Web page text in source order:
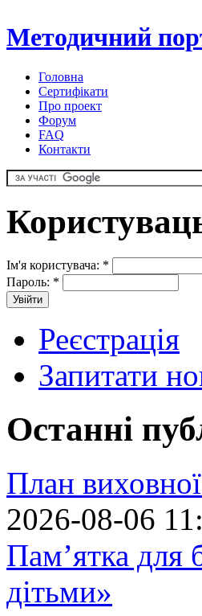
Методичний
Головна
Сертифікати
Про проект
Форум
FAQ
Контакти
Ім'я користувача: *
Пароль: *
Реєстрація
Запитати
Останні
План
2026-08-06
Пам’ятка для
дітьми»